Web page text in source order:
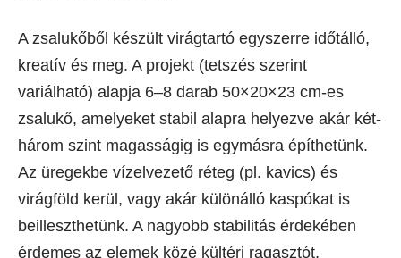
A zsalukőből készült virágtartó egyszerre időtálló,
kreatív és meg. A projekt (tetszés szerint
variálható) alapja 6–8 darab 50×20×23 cm-es
zsalukő, amelyeket stabil alapra helyezve akár két-
három szint magasságig is egymásra építhetünk.
Az üregekbe vízelvezető réteg (pl. kavics) és
virágföld kerül, vagy akár különálló kaspókat is
beilleszthetünk. A nagyobb stabilitás érdekében
érdemes az elemek közé kültéri ragasztót,